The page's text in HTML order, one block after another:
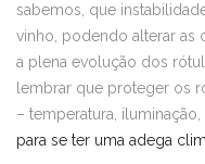
sabemos, que
vinho, podendo alterar as
a plena evolução dos
lembrar que proteger os
– temperatura,
para se ter uma adega